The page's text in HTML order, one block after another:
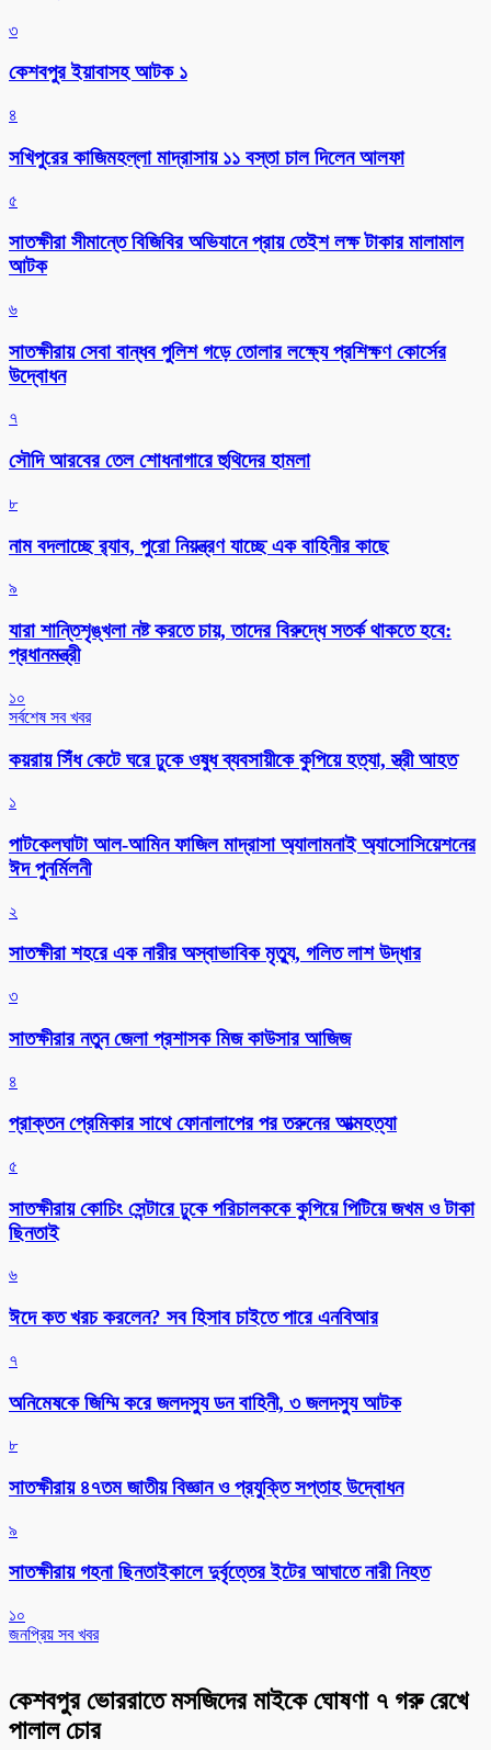
৩
কেশবপুর ইয়াবাসহ আটক ১
৪
সখিপুরের কাজিমহল্লা মাদ্রাসায় ১১ বস্তা চাল দিলেন আলফা
৫
সাতক্ষীরা সীমান্তে বিজিবির অভিযানে প্রায় তেইশ লক্ষ টাকার মালামাল
আটক
৬
সাতক্ষীরায় সেবা বান্ধব পুলিশ গড়ে তোলার লক্ষ্যে প্রশিক্ষণ কোর্সের
উদ্বোধন
৭
সৌদি আরবের তেল শোধনাগারে হুথিদের হামলা
৮
নাম বদলাচ্ছে র‌্যাব, পুরো নিয়ন্ত্রণ যাচ্ছে এক বাহিনীর কাছে
৯
যারা শান্তিশৃঙ্খলা নষ্ট করতে চায়, তাদের বিরুদ্ধে সতর্ক থাকতে হবে:
প্রধানমন্ত্রী
১০
সর্বশেষ সব খবর
কয়রায় সিঁধ কেটে ঘরে ঢুকে ওষুধ ব্যবসায়ীকে কুপিয়ে হত্যা, স্ত্রী আহত
১
পাটকেলঘাটা আল-আমিন ফাজিল মাদ্রাসা অ্যালামনাই অ্যাসোসিয়েশনের
ঈদ পুনর্মিলনী
২
সাতক্ষীরা শহরে এক নারীর অস্বাভাবিক মৃত্যু, গলিত লাশ উদ্ধার
৩
সাতক্ষীরার নতুন জেলা প্রশাসক মিজ কাউসার আজিজ
৪
প্রাক্তন প্রেমিকার সাথে ফোনালাপের পর তরুনের আত্মহত্যা
৫
সাতক্ষীরায় কোচিং সেন্টারে ঢুকে পরিচালককে কুপিয়ে পিটিয়ে জখম ও টাকা
ছিনতাই
৬
ঈদে কত খরচ করলেন? সব হিসাব চাইতে পারে এনবিআর
৭
অনিমেষকে জিম্মি করে জলদস্যু ডন বাহিনী, ৩ জলদস্যু আটক
৮
সাতক্ষীরায় ৪৭তম জাতীয় বিজ্ঞান ও প্রযুক্তি সপ্তাহ উদ্বোধন
৯
সাতক্ষীরায় গহনা ছিনতাইকালে দুর্বৃত্তের ইটের আঘাতে নারী নিহত
১০
জনপ্রিয় সব খবর
কেশবপুর ভোররাতে মসজিদের মাইকে ঘোষণা ৭ গরু রেখে
পালাল চোর